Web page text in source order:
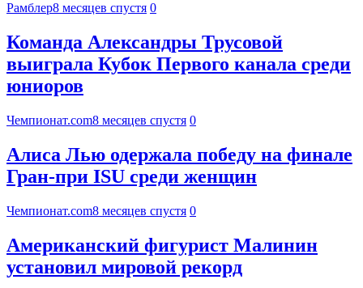
Рамблер8 месяцев спустя 0
Команда Александры Трусовой
выиграла Кубок Первого канала среди
юниоров
Чемпионат.com8 месяцев спустя 0
Алиса Лью одержала победу на финале
Гран-при ISU среди женщин
Чемпионат.com8 месяцев спустя 0
Американский фигурист Малинин
установил мировой рекорд